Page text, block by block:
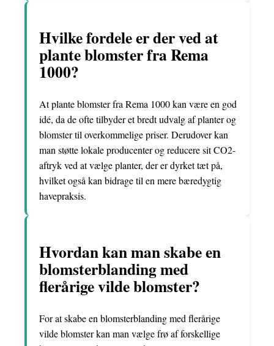
Hvilke fordele er der ved at
plante blomster fra Rema
1000?
At plante blomster fra Rema 1000 kan være en god
idé, da de ofte tilbyder et bredt udvalg af planter og
blomster til overkommelige priser. Derudover kan
man støtte lokale producenter og reducere sit CO2-
aftryk ved at vælge planter, der er dyrket tæt på,
hvilket også kan bidrage til en mere bæredygtig
havepraksis.
Hvordan kan man skabe en
blomsterblanding med
flerårige vilde blomster?
For at skabe en blomsterblanding med flerårige
vilde blomster kan man vælge frø af forskellige